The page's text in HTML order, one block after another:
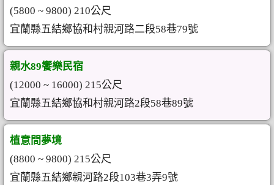
(5800 ~ 9800) 210公尺
宜蘭縣五結鄉協和村親河路二段58巷79號
親水89饗樂民宿
(12000 ~ 16000) 215公尺
宜蘭縣五結鄉協和村親河路2段58巷89號
植意間夢境
(8800 ~ 9800) 215公尺
宜蘭縣五結鄉親河路2段103巷3弄9號